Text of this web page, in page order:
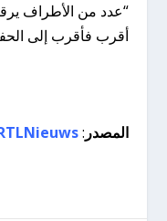
“عدد من الأطراف
أقرب فأقرب إلى
المصدر :